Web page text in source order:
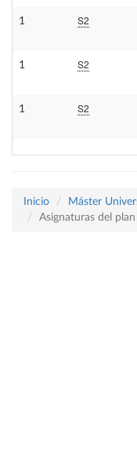
1 S2
1 S2
1 S2
Inicio
Máster
Asignaturas del